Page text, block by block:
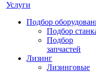
Услуги
Подбор
Подбор
Подбор
запчастей
Лизинг
Лизинговые